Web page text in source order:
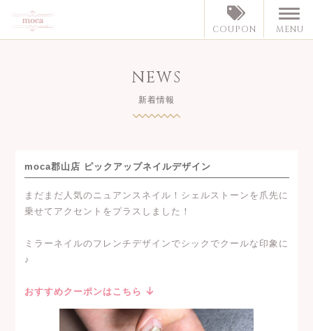
COUPON MENU
NEWS
新着情報
moca郡山店 ピックアップネイルデザイン
まだまだ人気のニュアンスネイル！シェルストーンを爪先に
乗せてアクセントをプラスしました！
ミラーネイルのフレンチデザインでシックでクールな印象に
♪
おすすめクーポンはこちら